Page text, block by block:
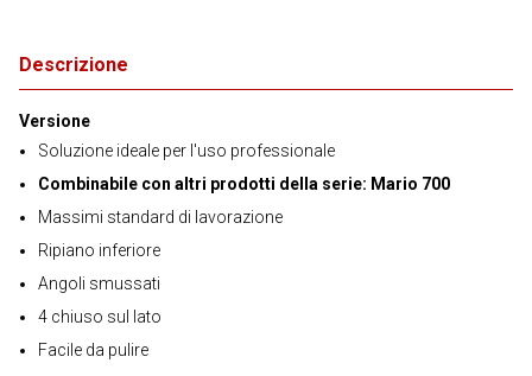
Descrizione
Versione
Soluzione ideale per l'uso professionale
Combinabile con altri prodotti della serie: Mario 700
Massimi standard di lavorazione
Ripiano inferiore
Angoli smussati
4 chiuso sul lato
Facile da pulire